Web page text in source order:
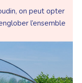
on peut opter
l’ensemble